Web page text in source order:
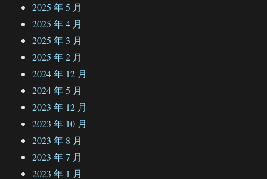
2025 年 5 月
2025 年 4 月
2025 年 3 月
2025 年 2 月
2024 年 12 月
2024 年 5 月
2023 年 12 月
2023 年 10 月
2023 年 8 月
2023 年 7 月
2023 年 1 月